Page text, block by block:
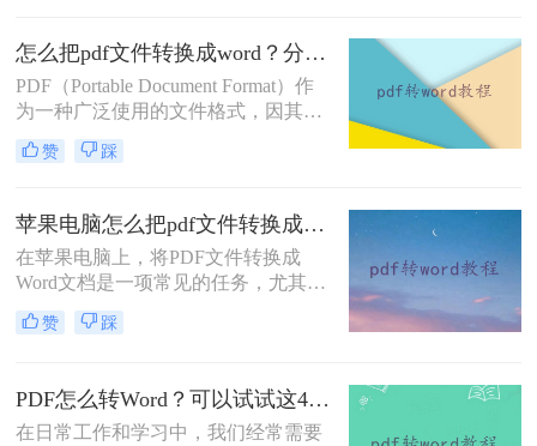
转换为Word文档（如.docx格式）就变
得尤为重要。那么怎么把pdf文件转换
成word文件呢？下面，我将详细介绍
几种将PDF文件转换成Word文件的方
法。
怎么把pdf文件转换成word？分享4种易操作的转换方法！
PDF（Portable Document Format）作
为一种广泛使用的文件格式，因其良
好的跨平台兼容性和文件内容的稳定
性而备受欢迎。然而，在某些情况
Word（.doc或.docx）格式，以便进行
编辑、修改或格式调整。那么怎么把
pdf文件转换成word呢？本文将介绍几
种常用的PDF转Word方法，帮助读者
轻松完成转换。
赞 踩
苹果电脑怎么把pdf文件转换成word？这5种方法快速转换格式！
在苹果电脑上，将PDF文件转换成
Word文档是一项常见的任务，尤其在
处理文档编辑、格式调整或内容提取
时显得尤为重要。那么苹果电脑怎么
Word的方法，帮助用户轻松完成转
换。
赞 踩
PDF怎么转Word？可以试试这4个转换方法！
在日常工作和学习中，我们经常需要